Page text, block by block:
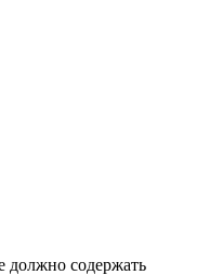
должно содержать